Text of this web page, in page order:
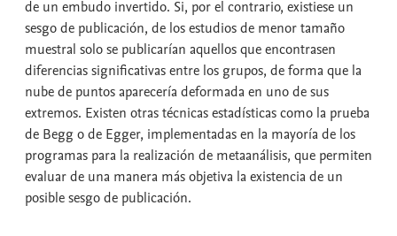
de un embudo invertido. Si, por el contrario, existiese un
sesgo de publicación, de los estudios de menor tamaño
muestral solo se publicarían aquellos que encontrasen
diferencias significativas entre los grupos, de forma que la
nube de puntos aparecería deformada en uno de sus
extremos. Existen otras técnicas estadísticas como la prueba
de Begg o de Egger, implementadas en la mayoría de los
programas para la realización de metaanálisis, que permiten
evaluar de una manera más objetiva la existencia de un
posible sesgo de publicación.